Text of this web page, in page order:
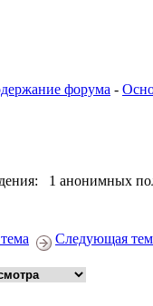
форума -
1 анонимных
Следующая